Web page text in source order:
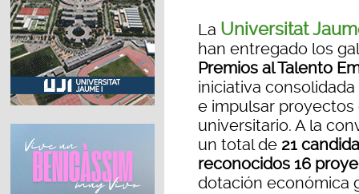
La Universitat
han entregado los
Premios al Talento
iniciativa
e impulsar
universitario. A la
un total de 21
reconocidos 16
dotación económica